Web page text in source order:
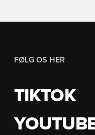
FØLG OS HER
TIKTOK